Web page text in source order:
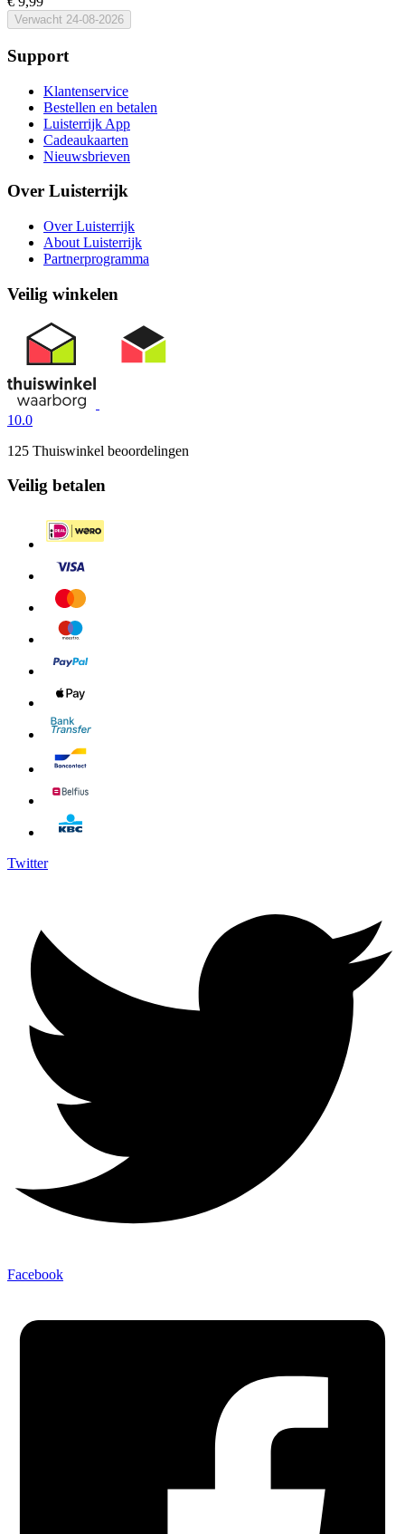
Verwacht 24-08-2026
Support
Klantenservice
Bestellen en betalen
Luisterrijk App
Cadeaukaarten
Nieuwsbrieven
Over Luisterrijk
Over Luisterrijk
About Luisterrijk
Partnerprogramma
Veilig winkelen
10.0
125 Thuiswinkel beoordelingen
Veilig betalen
Twitter
Facebook